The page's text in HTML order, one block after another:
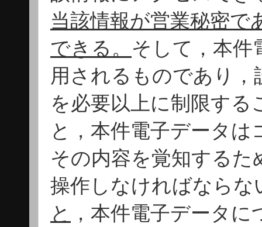
当該情報が営業秘密
できる。 そして，本件
用されるものであり
を必要以上に制限す
と，本件電子データ
その内容を覚知する
操作しなければならな
と
，本件電子データ